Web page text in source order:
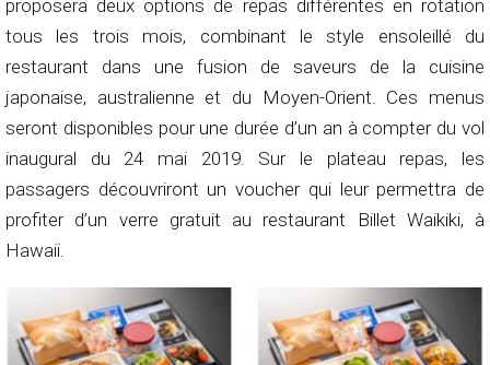
proposera deux options de repas différentes en rotation
tous les trois mois, combinant le style ensoleillé du
restaurant dans une fusion de saveurs de la cuisine
japonaise, australienne et du Moyen-Orient. Ces menus
seront disponibles pour une durée d’un an à compter du vol
inaugural du 24 mai 2019. Sur le plateau repas, les
passagers découvriront un voucher qui leur permettra de
profiter d’un verre gratuit au restaurant Billet Waikiki, à
Hawaii.